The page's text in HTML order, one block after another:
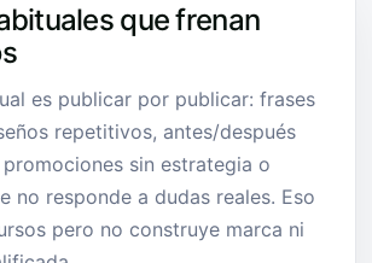
que frenan
es publicar por publicar: frases
repetitivos, antes/después
sin estrategia o
no responde a dudas reales. Eso
pero no construye marca ni